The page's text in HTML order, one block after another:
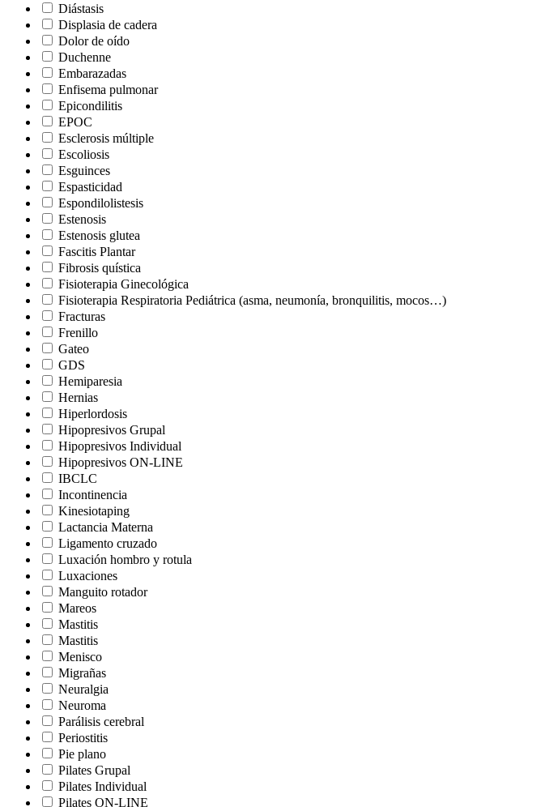
Diástasis
Displasia de cadera
Dolor de oído
Duchenne
Embarazadas
Enfisema pulmonar
Epicondilitis
EPOC
Esclerosis múltiple
Escoliosis
Esguinces
Espasticidad
Espondilolistesis
Estenosis
Estenosis glutea
Fascitis Plantar
Fibrosis quística
Fisioterapia Ginecológica
Fisioterapia Respiratoria Pediátrica (asma, neumonía, bronquilitis, mocos…)
Fracturas
Frenillo
Gateo
GDS
Hemiparesia
Hernias
Hiperlordosis
Hipopresivos Grupal
Hipopresivos Individual
Hipopresivos ON-LINE
IBCLC
Incontinencia
Kinesiotaping
Lactancia Materna
Ligamento cruzado
Luxación hombro y rotula
Luxaciones
Manguito rotador
Mareos
Mastitis
Mastitis
Menisco
Migrañas
Neuralgia
Neuroma
Parálisis cerebral
Periostitis
Pie plano
Pilates Grupal
Pilates Individual
Pilates ON-LINE